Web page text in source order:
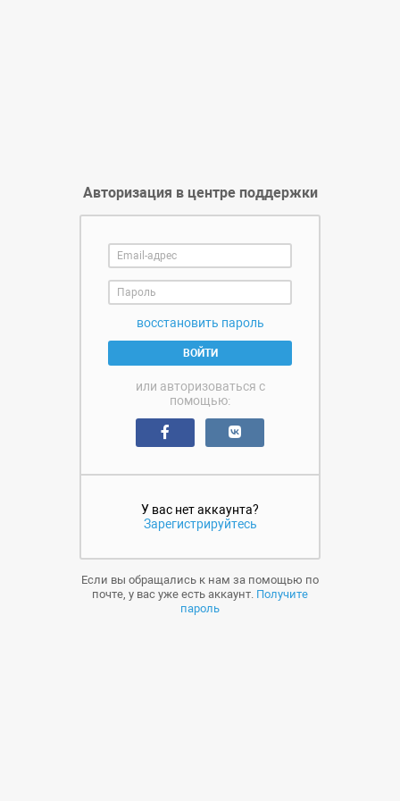
Авторизация в центре поддержки
восстановить пароль
ВОЙТИ
или авторизоваться с
помощью:
У вас нет аккаунта?
Зарегистрируйтесь
Если вы обращались к нам за помощью по
почте, у вас уже есть аккаунт. Получите
пароль